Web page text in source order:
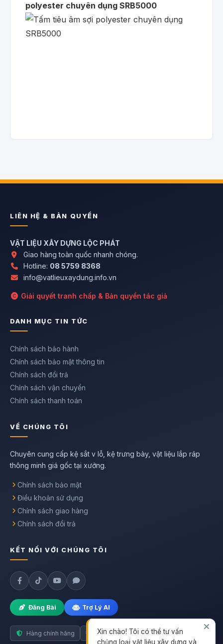
polyester chuyên dụng SRB5000
LIÊN HỆ & BẢN QUYỀN
VẬT LIỆU XÂY DỰNG LỘC PHÁT
Giao hàng toàn quốc nhanh chóng.
Hotline: 08 5759 8368
info@vatlieuxaydung.info.vn
Giải quyết tranh chấp & Bản quyền tác giả
DANH MỤC TIN TỨC
Chính sách bảo hành
Chính sách bảo mật thông tin
Chính sách đổi trả
Chính sách vận chuyển
Chính sách thanh toán
VỀ CHÚNG TÔI
Chuyên cung cấp kệ sắt v lỗ, kệ trưng bày, vật liệu lắp ráp
thông minh giá gốc tại xưởng.
Chính sách bảo mật
Điều khoản sử dụng
Chính sách giao hàng
Chính sách đổi trả
KẾT NỐI VỚI CHÚNG TÔI
Đăng Bài Trợ Lý AI
Hàng chính hãng Giao nhanh toàn quốc
Xin chào! Tôi có thể tư vấn
chủng loại vật liệu xây dựng và